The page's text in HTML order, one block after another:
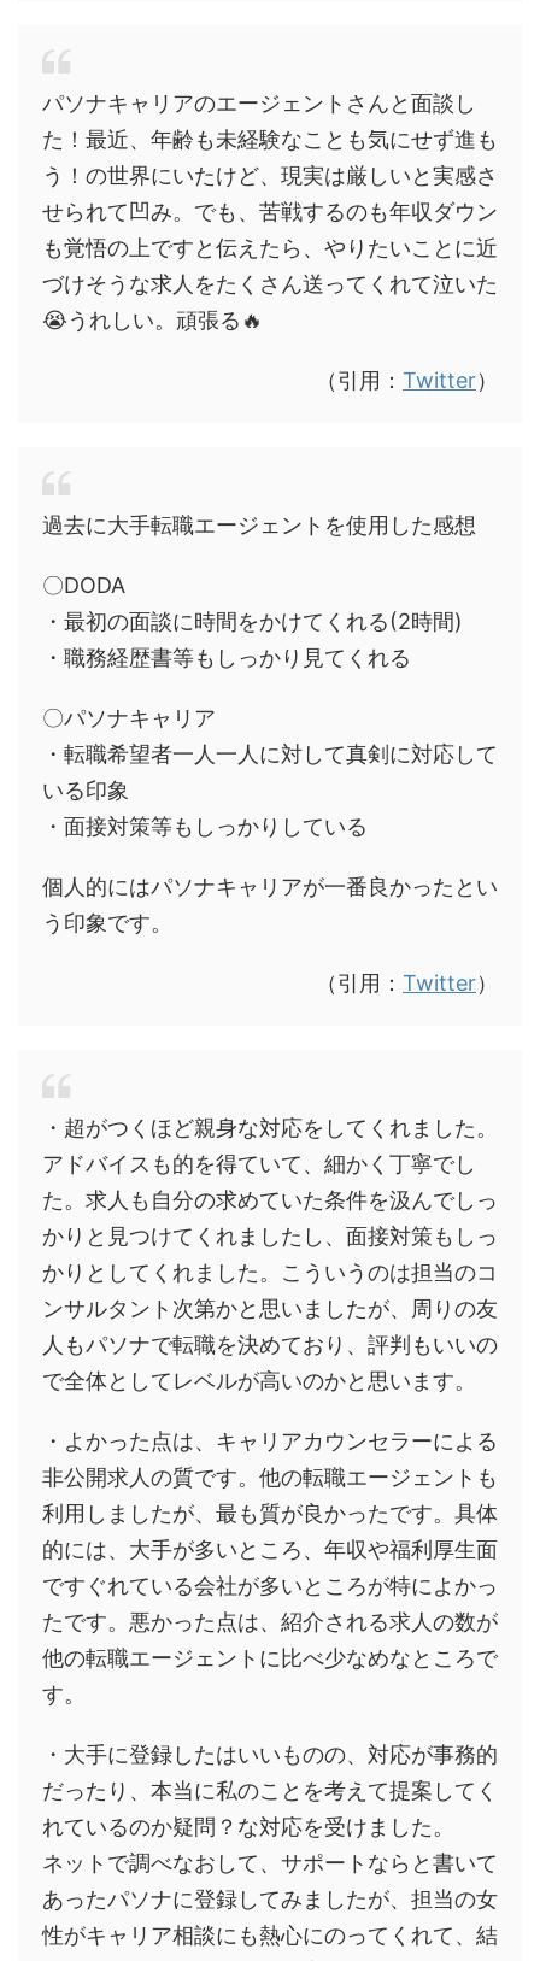
パソナキャリアのエージェントさんと面談し
た！最近、年齢も未経験なことも気にせず進も
う！の世界にいたけど、現実は厳しいと実感さ
せられて凹み。でも、苦戦するのも年収ダウン
も覚悟の上ですと伝えたら、やりたいことに近
づけそうな求人をたくさん送ってくれて泣いた
😭うれしい。頑張る🔥
（引用： Twitter）
過去に大手転職エージェントを使用した感想
〇DODA
・最初の面談に時間をかけてくれる(2時間)
・職務経歴書等もしっかり見てくれる
〇パソナキャリア
・転職希望者一人一人に対して真剣に対応して
いる印象
・面接対策等もしっかりしている
個人的にはパソナキャリアが一番良かったとい
う印象です。
（引用： Twitter）
・超がつくほど親身な対応をしてくれました。
アドバイスも的を得ていて、細かく丁寧でし
た。求人も自分の求めていた条件を汲んでしっ
かりと見つけてくれましたし、面接対策もしっ
かりとしてくれました。こういうのは担当のコ
ンサルタント次第かと思いましたが、周りの友
人もパソナで転職を決めており、評判もいいの
で全体としてレベルが高いのかと思います。
・よかった点は、キャリアカウンセラーによる
非公開求人の質です。他の転職エージェントも
利用しましたが、最も質が良かったです。具体
的には、大手が多いところ、年収や福利厚生面
ですぐれている会社が多いところが特によかっ
たです。悪かった点は、紹介される求人の数が
他の転職エージェントに比べ少なめなところで
す。
・大手に登録したはいいものの、対応が事務的
だったり、本当に私のことを考えて提案してく
れているのか疑問？な対応を受けました。
ネットで調べなおして、サポートならと書いて
あったパソナに登録してみましたが、担当の女
性がキャリア相談にも熱心にのってくれて、結